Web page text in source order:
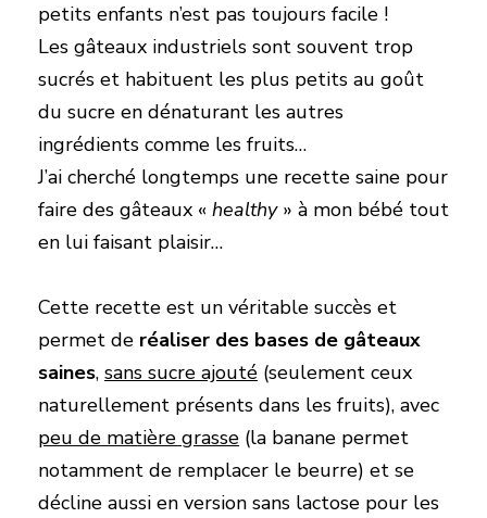
petits enfants n’est pas toujours facile !
Les gâteaux industriels sont souvent trop
sucrés et habituent les plus petits au goût
du sucre en dénaturant les autres
ingrédients comme les fruits…
J’ai cherché longtemps une recette saine pour
faire des gâteaux « healthy» à mon bébé tout
en lui faisant plaisir…
Cette recette est un véritable succès et
permet de réaliser des bases de gâteaux
saines, sans sucre ajouté (seulement ceux
naturellement présents dans les fruits), avec
peu de matière grasse (la banane permet
notamment de remplacer le beurre) et se
décline aussi en version sans lactose pour les